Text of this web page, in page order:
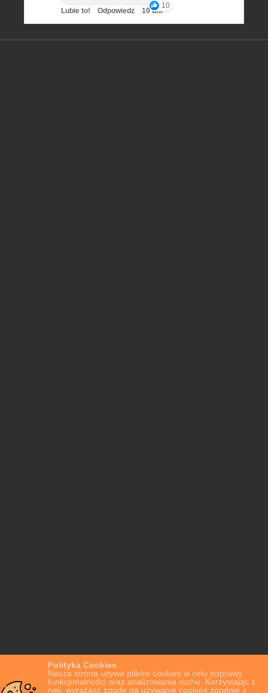
Polityka Cookies
Nasza strona używa plików cookies w celu poprawy
funkcjonalności oraz analizowania ruchu. Korzystając z
niej, wyrażasz zgodę na używanie cookies zgodnie z
10
Lubie to! Odpowiedz 10 dni